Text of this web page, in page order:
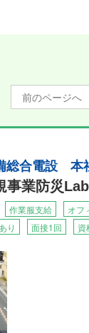
前
総合電設 本
業防災
作業服支給 オフ
り 面接1回 資